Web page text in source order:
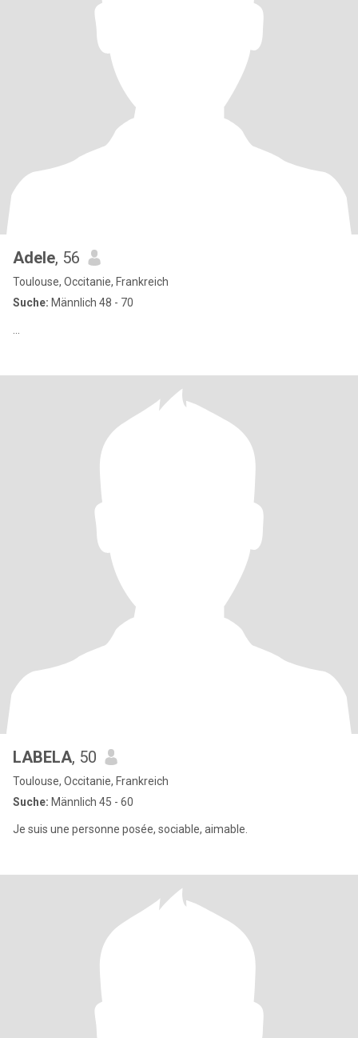
Adele, 56
Toulouse, Occitanie, Frankreich
Suche: Männlich 48 - 70
LABELA, 50
Toulouse, Occitanie, Frankreich
Suche: Männlich 45 - 60
Je suis une personne posée, sociable, aimable.